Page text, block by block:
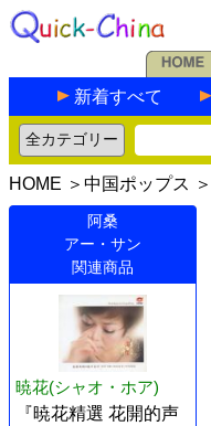
新着すべて
HOME ＞ 中国ポップス ＞
阿桑
アー・サン
関連商品
暁花(シャオ・ホア)
『暁花精選 花開的声